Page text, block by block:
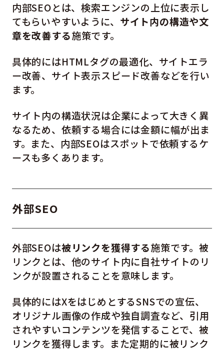
内部SEOとは、検索エンジンの上位に表示し
てもらいやすいように、 サイト内の構造や文
章を改善する施策です。
具体的にはHTMLタグの最適化、サイトエラ
ー改善、サイト表示スピード改善などを行い
ます。
サイト内の構造状況は企業によって大きく異
なるため、依頼する場合には金額に幅が出ま
す。また、内部SEOはスポットで依頼するケ
ースも多くあります。
外部SEO
外部SEOは被リンクを獲得する施策です。被
リンクとは、他のサイト内に自社サイトのリ
ンクが設置されることを意味します。
具体的にはXをはじめとするSNSでの宣伝、
オリジナル画像の作成や独自調査など、引用
されやすいコンテンツを発信することで、被
リンクを獲得します。また定期的に被リンク